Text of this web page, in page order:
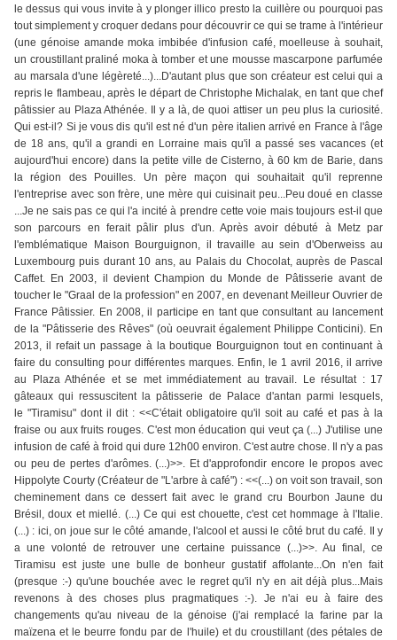
le dessus qui vous invite à y plonger illico presto la cuillère ou pourquoi pas
tout simplement y croquer dedans pour découvrir ce qui se trame à l'intérieur
(une génoise amande moka imbibée d'infusion café, moelleuse à souhait,
un croustillant praliné moka à tomber et une mousse mascarpone parfumée
au marsala d'une légèreté...)...D'autant plus que son créateur est celui qui a
repris le flambeau, après le départ de Christophe Michalak, en tant que chef
pâtissier au Plaza Athénée. Il y a là, de quoi attiser un peu plus la curiosité.
Qui est-il? Si je vous dis qu'il est né d'un père italien arrivé en France à l'âge
de 18 ans, qu'il a grandi en Lorraine mais qu'il a passé ses vacances (et
aujourd'hui encore) dans la petite ville de Cisterno, à 60 km de Barie, dans
la région des Pouilles. Un père maçon qui souhaitait qu'il reprenne
l'entreprise avec son frère, une mère qui cuisinait peu...Peu doué en classe
...Je ne sais pas ce qui l'a incité à prendre cette voie mais toujours est-il que
son parcours en ferait pâlir plus d'un. Après avoir débuté à Metz par
l'emblématique Maison Bourguignon, il travaille au sein d'Oberweiss au
Luxembourg puis durant 10 ans, au Palais du Chocolat, auprès de Pascal
Caffet. En 2003, il devient Champion du Monde de Pâtisserie avant de
toucher le "Graal de la profession" en 2007, en devenant Meilleur Ouvrier de
France Pâtissier. En 2008, il participe en tant que consultant au lancement
de la "Pâtisserie des Rêves" (où oeuvrait également Philippe Conticini). En
2013, il refait un passage à la boutique Bourguignon tout en continuant à
faire du consulting pour différentes marques. Enfin, le 1 avril 2016, il arrive
au Plaza Athénée et se met immédiatement au travail. Le résultat : 17
gâteaux qui ressuscitent la pâtisserie de Palace d'antan parmi lesquels,
le "Tiramisu" dont il dit : <<C'était obligatoire qu'il soit au café et pas à la
fraise ou aux fruits rouges. C'est mon éducation qui veut ça (...) J'utilise une
infusion de café à froid qui dure 12h00 environ. C'est autre chose. Il n'y a pas
ou peu de pertes d'arômes. (...)>>. Et d'approfondir encore le propos avec
Hippolyte Courty (Créateur de "L'arbre à café") : <<(...) on voit son travail, son
cheminement dans ce dessert fait avec le grand cru Bourbon Jaune du
Brésil, doux et miellé. (...) Ce qui est chouette, c'est cet hommage à l'Italie.
(...) : ici, on joue sur le côté amande, l'alcool et aussi le côté brut du café. Il y
a une volonté de retrouver une certaine puissance (...)>>. Au final, ce
Tiramisu est juste une bulle de bonheur gustatif affolante...On n'en fait
(presque :-) qu'une bouchée avec le regret qu'il n'y en ait déjà plus...Mais
revenons à des choses plus pragmatiques :-). Je n'ai eu à faire des
changements qu'au niveau de la génoise (j'ai remplacé la farine par la
maïzena et le beurre fondu par de l'huile) et du croustillant (des pétales de